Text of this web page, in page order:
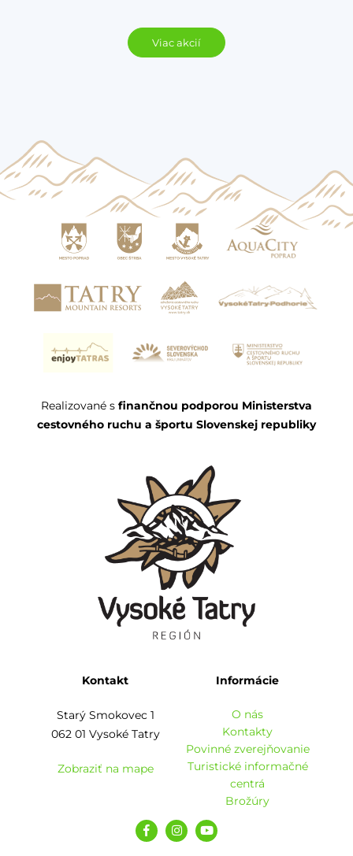
Viac akcií
Realizované s finančnou podporou Ministerstva
cestovného ruchu a športu Slovenskej republiky
Kontakt
Starý Smokovec 1
062 01 Vysoké Tatry
Zobraziť na mape
Informácie
O nás
Kontakty
Povinné zverejňovanie
Turistické informačné
centrá
Brožúry